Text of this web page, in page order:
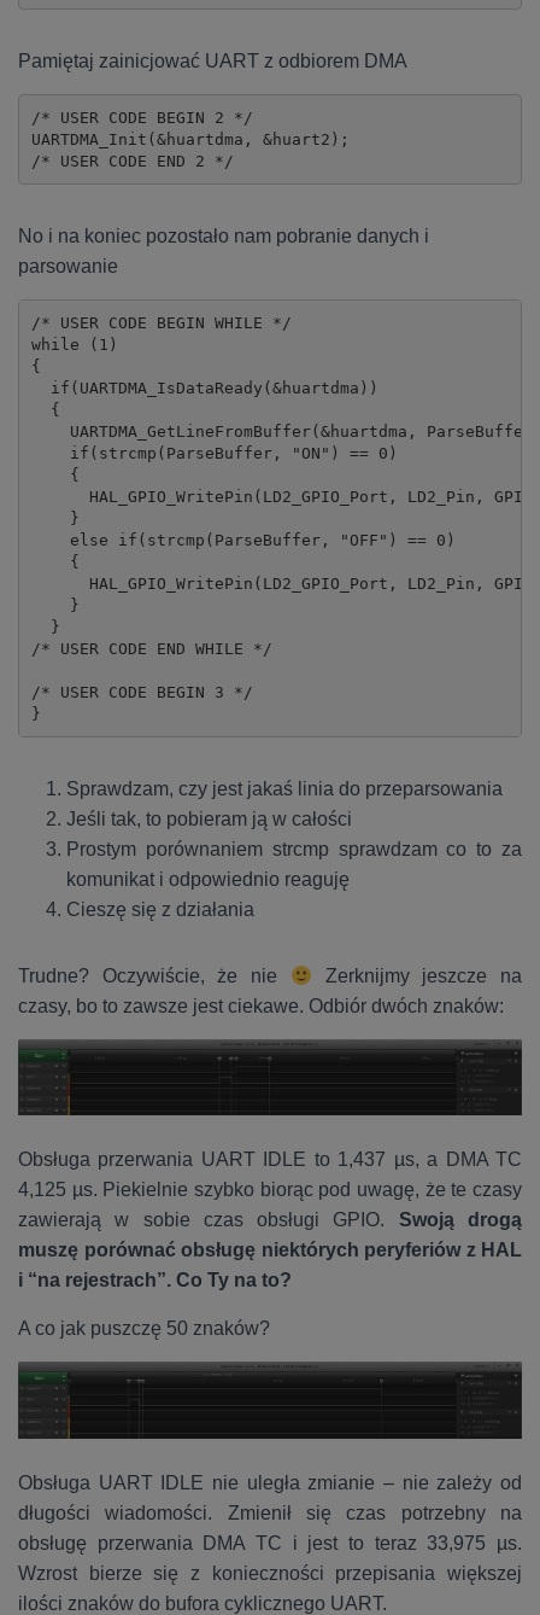
Pamiętaj zainicjować UART z odbiorem DMA
/* USER CODE BEGIN 2 */
UARTDMA_Init(&huartdma, &huart2);
/* USER CODE END 2 */
No i na koniec pozostało nam pobranie danych i
parsowanie
/* USER CODE BEGIN WHILE */
while (1)
{
  if(UARTDMA_IsDataReady(&huartdma))
  {
UARTDMA_GetLineFromBuffer(&huartdma,
    if(strcmp(ParseBuffer, "ON") == 0)
    {
HAL_GPIO_WritePin(LD2_GPIO_Port, LD2_Pin,
    }
    else if(strcmp(ParseBuffer, "OFF") == 0)
    {
HAL_GPIO_WritePin(LD2_GPIO_Port, LD2_Pin,
    }
  }
/* USER CODE END WHILE */
/* USER CODE BEGIN 3 */
}
Sprawdzam, czy jest jakaś linia do przeparsowania
Jeśli tak, to pobieram ją w całości
Prostym porównaniem strcmp sprawdzam co to za
komunikat i odpowiednio reaguję
Cieszę się z działania
Trudne? Oczywiście, że nie
Zerknijmy jeszcze na
czasy, bo to zawsze jest ciekawe. Odbiór dwóch znaków:
Obsługa przerwania UART IDLE to 1,437 µs, a DMA TC
4,125 µs. Piekielnie szybko biorąc pod uwagę, że te czasy
zawierają w sobie czas obsługi GPIO. Swoją drogą
muszę porównać obsługę niektórych peryferiów z HAL
i “na rejestrach”. Co Ty na to?
A co jak puszczę 50 znaków?
Obsługa UART IDLE nie uległa zmianie – nie zależy od
długości wiadomości. Zmienił się czas potrzebny na
obsługę przerwania DMA TC i jest to teraz 33,975 µs.
Wzrost bierze się z konieczności przepisania większej
ilości znaków do bufora cyklicznego UART.